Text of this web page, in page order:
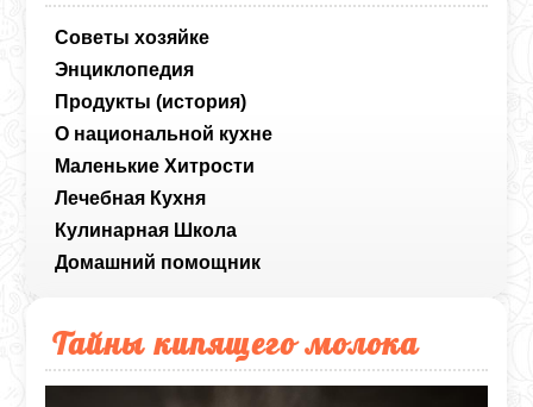
Советы хозяйке
Энциклопедия
Продукты (история)
О национальной кухне
Маленькие Хитрости
Лечебная Кухня
Кулинарная Школа
Домашний помощник
Тайны кипящего молока